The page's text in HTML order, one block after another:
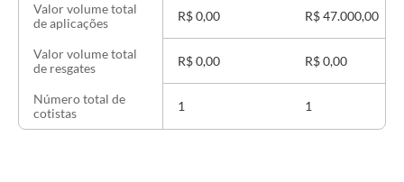
Valor volume total
de aplicações
Valor volume total
de resgates
Número total de
cotistas
R$ 0,00
R$ 0,00
1
R$ 47.000,00
R$ 0,00
1